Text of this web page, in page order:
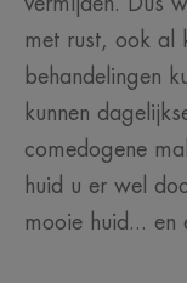
met rust, ook al
behandelingen
kunnen
comedogene
huid u er wel
mooie huid... en